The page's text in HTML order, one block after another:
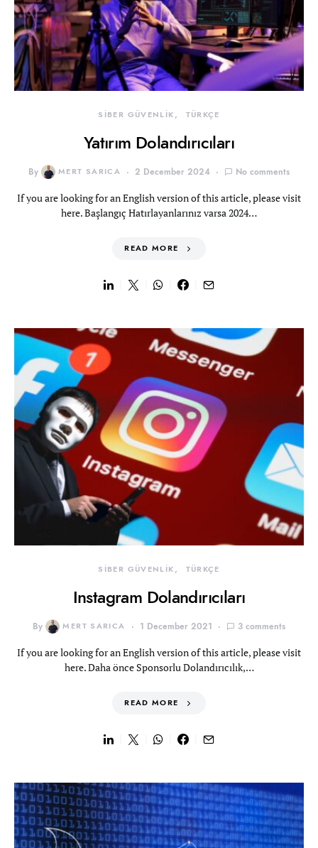
SİBER GÜVENLİK TÜRKÇE
Yatırım Dolandırıcıları
By MERT SARICA 2 December 2024 No comments
If you are looking for an English version of this article, please visit
here. Başlangıç Hatırlayanlarınız varsa 2024…
READ MORE
SİBER GÜVENLİK TÜRKÇE
Instagram Dolandırıcıları
By MERT SARICA 1 December 2021 3 comments
If you are looking for an English version of this article, please visit
here. Daha önce Sponsorlu Dolandırıcılık,…
READ MORE